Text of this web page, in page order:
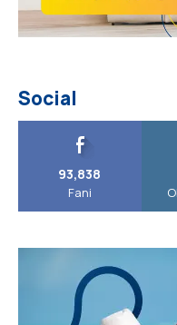
Social
93,838
Fani